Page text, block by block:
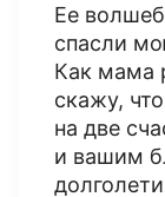
Ее
спасли
Как мама
скажу,
на две
и вашим